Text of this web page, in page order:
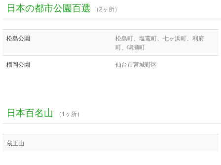
日本の都市公園百選 （2ヶ所）
松島公園
松島町、塩竃町、七ヶ浜町、利府
町、鳴瀬町
榴岡公園 仙台市宮城野区
日本百名山 （1ヶ所）
蔵王山